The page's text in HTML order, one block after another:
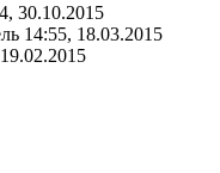
30.10.2015
14:55, 18.03.2015